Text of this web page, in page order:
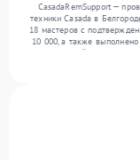
CasadaRemSupport —
техники Casada в
18 мастеров с
10 000, а также
сервисный центр
широким спектром